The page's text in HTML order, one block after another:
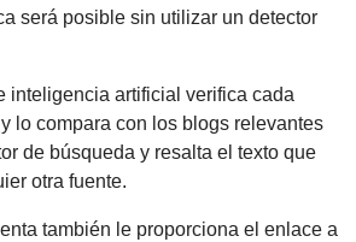
será posible sin utilizar un detector
inteligencia artificial verifica cada
lo compara con los blogs relevantes
de búsqueda y resalta el texto que
otra fuente.
también le proporciona el enlace a